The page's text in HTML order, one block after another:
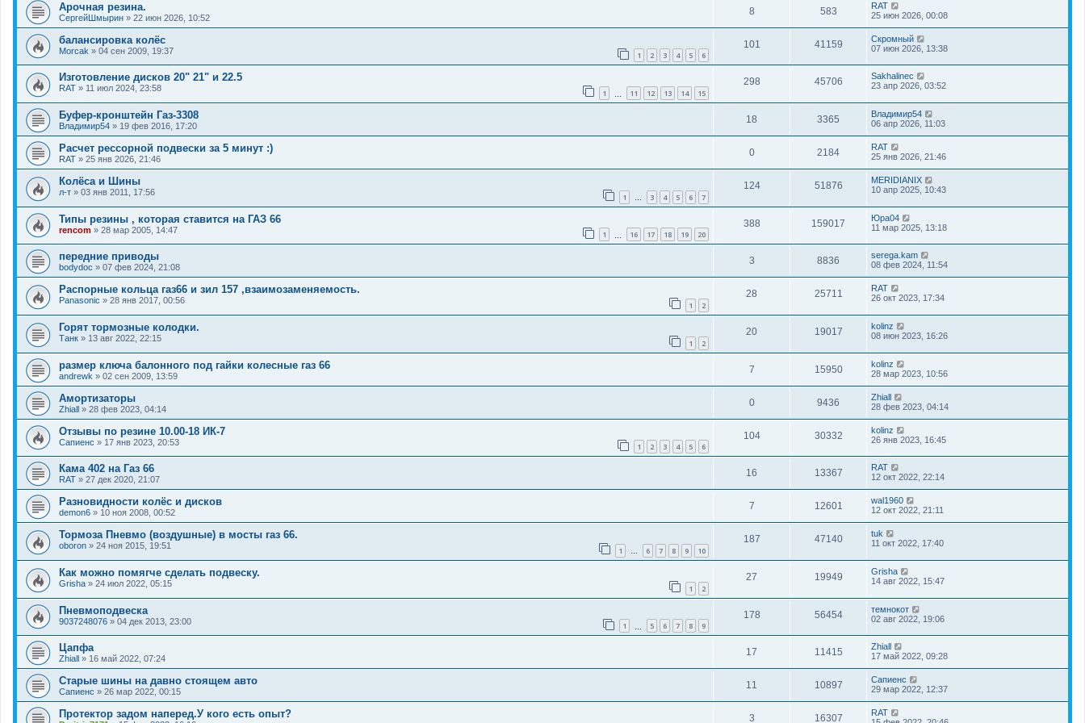
Арочная резина.
СергейШмырин » 22 июн 2026, 10:52
8 583
RAT
25 июн 2026, 00:08
балансировка колёс
Morcak » 04 сен 2009, 19:37 1 2 3 4 5 6
101 41159
Скромный
07 июн 2026, 13:38
Изготовление дисков 20" 21" и 22.5
RAT » 11 июл 2024, 23:58 1 11 12 13 14 15
298 45706
Sakhalinec
23 апр 2026, 03:52
Буфер-кронштейн Газ-3308
Владимир54 » 19 фев 2016, 17:20
18 3365
Владимир54
06 апр 2026, 11:03
Расчет рессорной подвески за 5 минут :)
RAT » 25 янв 2026, 21:46
0 2184
RAT
25 янв 2026, 21:46
Колёса и Шины
л-т » 03 янв 2011, 17:56 1 … 3 4 5 6 7
124 51876
MERIDIANIX
10 апр 2025, 10:43
Типы резины , которая ставится на ГАЗ 66
rencom » 28 мар 2005, 14:47 1 16 17 18 19 20
388 159017
Юра04
11 мар 2025, 13:18
передние приводы
bodydoc » 07 фев 2024, 21:08
3 8836
serega.kam
08 фев 2024, 11:54
Распорные кольца газ66 и зил 157 ,взаимозаменяемость.
Panasonic » 28 янв 2017, 00:56 1 2
28 25711
RAT
26 окт 2023, 17:34
Горят тормозные колодки.
Танк » 13 авг 2022, 22:15 1 2
20 19017
kolinz
08 июн 2023, 16:26
размер ключа балонного под гайки колесные газ 66
andrewk » 02 сен 2009, 13:59
7 15950
kolinz
28 мар 2023, 10:56
Амортизаторы
Zhiall » 28 фев 2023, 04:14
0 9436
Zhiall
28 фев 2023, 04:14
Отзывы по резине 10.00-18 ИК-7
Сапиенс » 17 янв 2023, 20:53 1 2 3 4 5 6
104 30332
kolinz
26 янв 2023, 16:45
Кама 402 на Газ 66
RAT » 27 дек 2020, 21:07
16 13367
RAT
12 окт 2022, 22:14
Разновидности колёс и дисков
demon6 » 10 ноя 2008, 00:52
7 12601
wal1960
12 окт 2022, 21:11
Тормоза Пневмо (воздушные) в мосты газ 66.
oboron » 24 ноя 2015, 19:51 1 … 6 7 8 9 10
187 47140
tuk
11 окт 2022, 17:40
Как можно помягче сделать подвеску.
Grisha » 24 июл 2022, 05:15 1 2
27 19949
Grisha
14 авг 2022, 15:47
Пневмоподвеска
9037248076 » 04 дек 2013, 23:00 1 5 6 7 8 9
178 56454
темнокот
02 авг 2022, 19:06
Цапфа
Zhiall » 16 май 2022, 07:24
17 11415
Zhiall
17 май 2022, 09:28
Старые шины на давно стоящем авто
Сапиенс » 26 мар 2022, 00:15
11 10897
Сапиенс
29 мар 2022, 12:37
Протектор задом наперед.У кого есть опыт? 3 16307
RAT